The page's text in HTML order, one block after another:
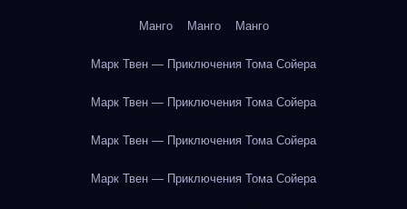
Манго Манго Манго
Марк Твен — Приключения Тома Сойера
Марк Твен — Приключения Тома Сойера
Марк Твен — Приключения Тома Сойера
Марк Твен — Приключения Тома Сойера